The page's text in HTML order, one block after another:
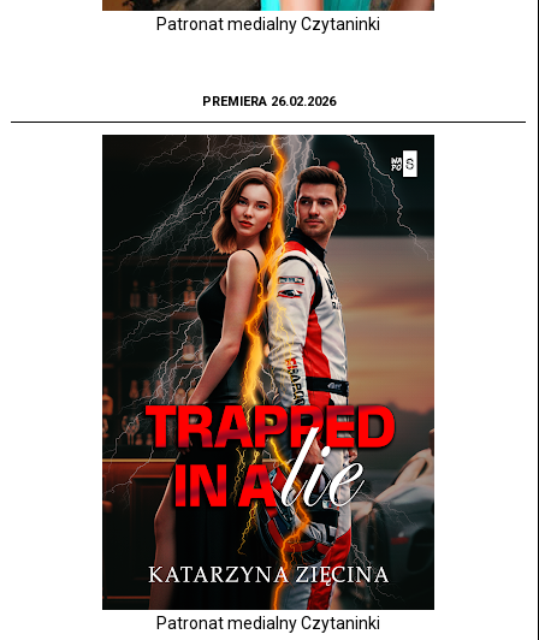
Patronat medialny Czytaninki
PREMIERA 26.02.2026
Patronat medialny Czytaninki